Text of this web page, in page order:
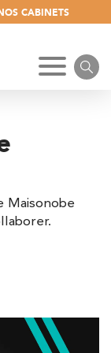
CABINETS
CABINETS
Maisonobe
de